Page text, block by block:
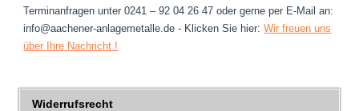
Terminanfragen unter 0241 – 92 04 26 47 oder gerne per E-Mail an:
info@aachener-anlagemetalle.de - Klicken Sie hier:Wir freuen uns
über Ihre Nachricht !
Widerrufsrecht